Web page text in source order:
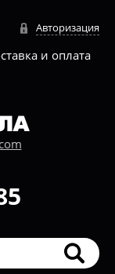
Авторизация
и оплата